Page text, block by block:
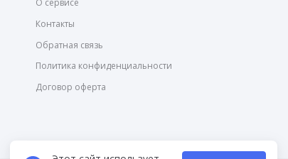
Контакты
Обратная связь
Политика конфиденциальности
Договор оферта